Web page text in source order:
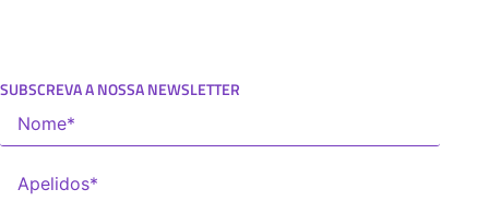
SUBSCREVA A NOSSA NEWSLETTER